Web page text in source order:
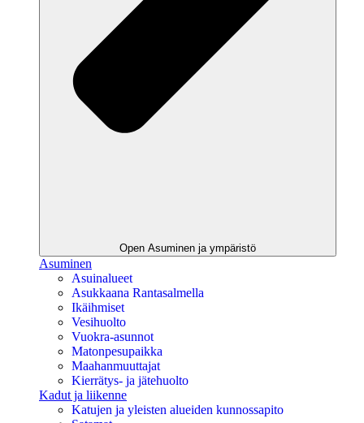
Open Asuminen ja ympäristö
Asuminen
Asuinalueet
Asukkaana Rantasalmella
Ikäihmiset
Vesihuolto
Vuokra-asunnot
Matonpesupaikka
Maahanmuuttajat
Kierrätys- ja jätehuolto
Kadut ja liikenne
Katujen ja yleisten alueiden kunnossapito